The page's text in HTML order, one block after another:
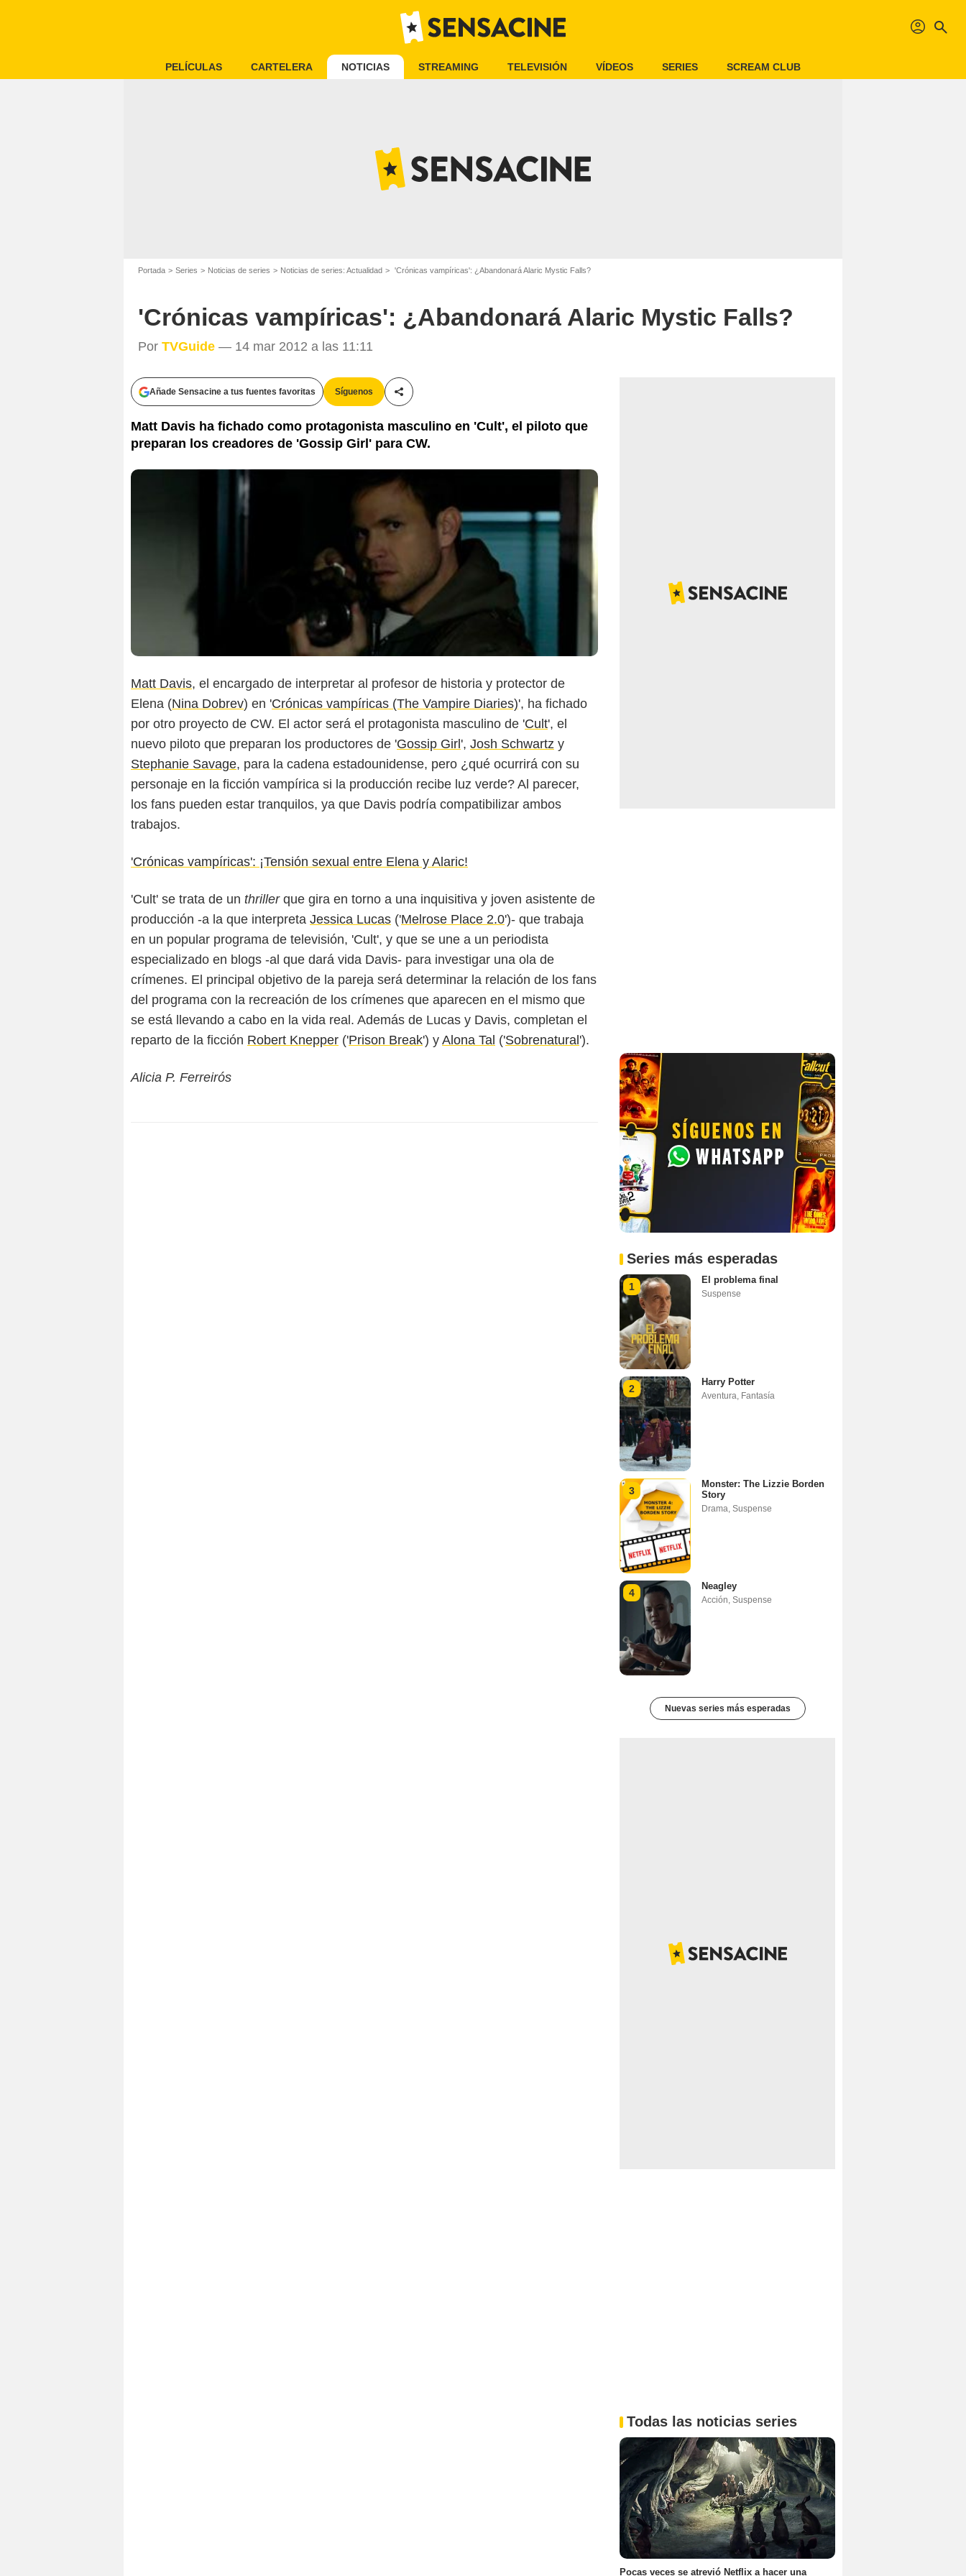
profil search
PELÍCULAS CARTELERA NOTICIAS STREAMING TELEVISIÓN VÍDEOS SERIES SCREAM CLUB
Portada Series Noticias de series Noticias de series: Actualidad 'Crónicas vampíricas': ¿Abandonará Alaric Mystic Falls?
'Crónicas vampíricas': ¿Abandonará Alaric Mystic Falls?
Por TVGuide — 14 mar 2012 a las 11:11
Añade Sensacine a tus fuentes favoritas Síguenos
Compartir esta noticia
Matt Davis ha fichado como protagonista masculino en 'Cult', el piloto que
preparan los creadores de 'Gossip Girl' para CW.
Matt Davis, el encargado de interpretar al profesor de historia y protector de
Elena (Nina Dobrev) en 'Crónicas vampíricas (The Vampire Diaries)', ha fichado
por otro proyecto de CW. El actor será el protagonista masculino de 'Cult', el
nuevo piloto que preparan los productores de 'Gossip Girl', Josh Schwartz y
Stephanie Savage, para la cadena estadounidense, pero ¿qué ocurrirá con su
personaje en la ficción vampírica si la producción recibe luz verde? Al parecer,
los fans pueden estar tranquilos, ya que Davis podría compatibilizar ambos
trabajos.
'Crónicas vampíricas': ¡Tensión sexual entre Elena y Alaric!
'Cult' se trata de un thrillerque gira en torno a una inquisitiva y joven asistente de
producción -a la que interpreta Jessica Lucas ('Melrose Place 2.0')- que trabaja
en un popular programa de televisión, 'Cult', y que se une a un periodista
especializado en blogs -al que dará vida Davis- para investigar una ola de
crímenes. El principal objetivo de la pareja será determinar la relación de los fans
del programa con la recreación de los crímenes que aparecen en el mismo que
se está llevando a cabo en la vida real. Además de Lucas y Davis, completan el
reparto de la ficción Robert Knepper ('Prison Break') y Alona Tal ('Sobrenatural').
Alicia P. Ferreirós
Series más esperadas
1
El problema final
Suspense
2
Harry Potter
Aventura Fantasía
3
Monster: The Lizzie Borden
Story
Drama Suspense
4
Neagley
Acción Suspense
Nuevas series más esperadas
Todas las noticias series
Pocas veces se atrevió Netflix a hacer una